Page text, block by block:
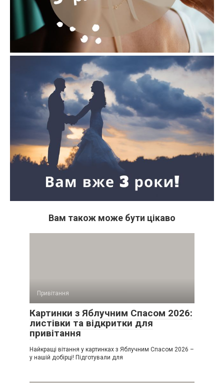
Вам також може бути цікаво
Привітання
Картинки з Яблучним Спасом 2026:
листівки та відкритки для
привітання
Найкращі вітання у картинках з Яблучним Спасом 2026 –
у нашій добірці! Підготували для